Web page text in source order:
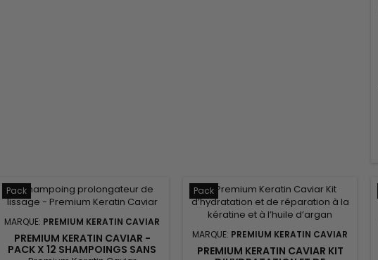
Pack
MARQUE: PREMIUM KERATIN CAVIAR
PREMIUM KERATIN CAVIAR -
PACK X 12 SHAMPOINGS SANS
Pack
MARQUE: PREMIUM KERATIN CAVIAR
PREMIUM KERATIN CAVIAR KIT